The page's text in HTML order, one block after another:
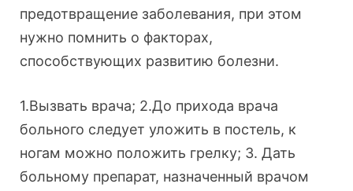
предотвращение заболевания, при этом
нужно помнить о факторах,
способствующих развитию болезни.
1.Вызвать врача; 2.До прихода врача
больного следует уложить в постель, к
ногам можно положить грелку; 3. Дать
больному препарат, назначенный врачом